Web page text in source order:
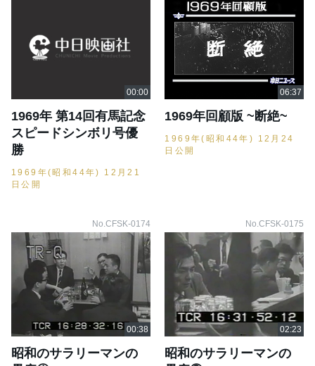
1969年 第14回有馬記念
スピードシンボリ号優
勝
1969年(昭和44年) 12月21
日公開
1969年回顧版 ~断絶~
1969年(昭和44年) 12月24
日公開
No.CFSK-0174
昭和のサラリーマンの
No.CFSK-0175
昭和のサラリーマンの